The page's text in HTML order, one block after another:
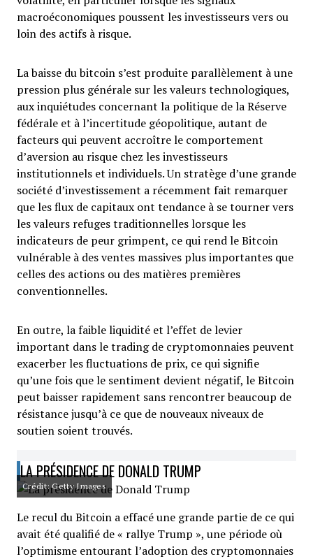
macroéconomiques poussent les investisseurs vers ou
loin des actifs à risque.
La baisse du bitcoin s’est produite parallèlement à une
pression plus générale sur les valeurs technologiques,
aux inquiétudes concernant la politique de la Réserve
fédérale et à l’incertitude géopolitique, autant de
facteurs qui peuvent accroître le comportement
d’aversion au risque chez les investisseurs
institutionnels et individuels. Un stratège d’une grande
société d’investissement a récemment fait remarquer
que les flux de capitaux ont tendance à se tourner vers
les valeurs refuges traditionnelles lorsque les
indicateurs de peur grimpent, ce qui rend le Bitcoin
vulnérable à des ventes massives plus importantes que
celles des actions ou des matières premières
conventionnelles.
En outre, la faible liquidité et l’effet de levier
important dans le trading de cryptomonnaies peuvent
exacerber les fluctuations de prix, ce qui signifie
qu’une fois que le sentiment devient négatif, le Bitcoin
peut baisser rapidement sans rencontrer beaucoup de
résistance jusqu’à ce que de nouveaux niveaux de
soutien soient trouvés.
LA PRÉSIDENCE DE DONALD TRUMP
Crédit: Getty Images
Le recul du Bitcoin a effacé une grande partie de ce qui
avait été qualifié de « rallye Trump », une période où
l’optimisme entourant l’adoption des cryptomonnaies